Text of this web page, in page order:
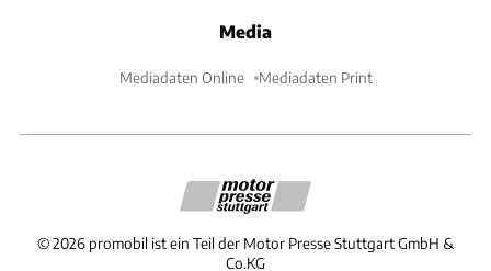
Media
Mediadaten Online Mediadaten Print
©2026 promobil ist ein Teil der Motor Presse Stuttgart GmbH &
Co.KG